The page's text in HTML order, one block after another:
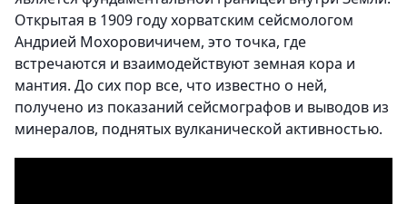
Открытая в 1909 году хорватским сейсмологом
Андрией Мохоровичичем, это точка, где
встречаются и взаимодействуют земная кора и
мантия. До сих пор все, что известно о ней,
получено из показаний сейсмографов и выводов из
минералов, поднятых вулканической активностью.